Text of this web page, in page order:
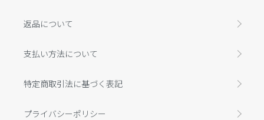
返品について
支払い方法について
特定商取引法に基づく表記
プライバシーポリシー